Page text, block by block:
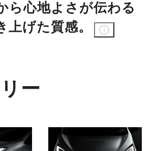
ら心地よさが伝わる
上げた質感。
ー